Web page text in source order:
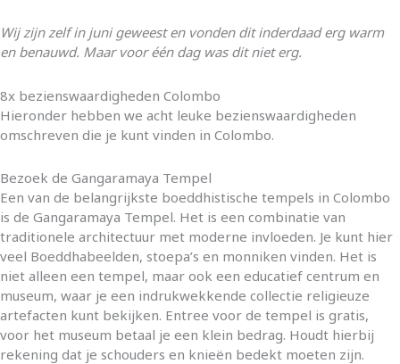
Wij zijn zelf in juni geweest en vonden dit inderdaad erg warm
en benauwd. Maar voor één dag was dit niet erg.
8x bezienswaardigheden Colombo
Hieronder hebben we acht leuke bezienswaardigheden
omschreven die je kunt vinden in Colombo.
Bezoek de Gangaramaya Tempel
Een van de belangrijkste boeddhistische tempels in Colombo
is de Gangaramaya Tempel. Het is een combinatie van
traditionele architectuur met moderne invloeden. Je kunt hier
veel Boeddhabeelden, stoepa’s en monniken vinden. Het is
niet alleen een tempel, maar ook een educatief centrum en
museum, waar je een indrukwekkende collectie religieuze
artefacten kunt bekijken. Entree voor de tempel is gratis,
voor het museum betaal je een klein bedrag. Houdt hierbij
rekening dat je schouders en knieën bedekt moeten zijn.